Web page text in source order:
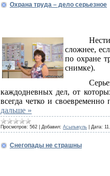
Охрана труда – дело серьезное
сложнее,
по охране
снимке).
каждодневных дел, от
всегда четко и
дальше »
Просмотров: 562 Добавил: Асылыкуль Дата:
Снегопады не страшны